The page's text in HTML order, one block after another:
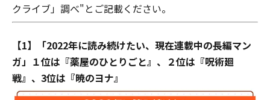
クライブ」調べ"とご記載ください。
【1】「2022年に読み続けたい、現在連載中の長編マン
ガ」１位は『薬屋のひとりごと』、２位は『呪術廻
戦』、3位は『暁のヨナ』